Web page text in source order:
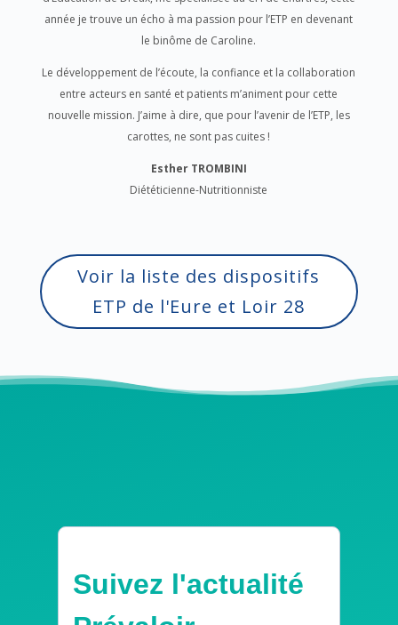
année je trouve un écho à ma passion pour l’ETP en devenant
le binôme de Caroline.
Le développement de l’écoute, la confiance et la collaboration
entre acteurs en santé et patients m’animent pour cette
nouvelle mission. J’aime à dire, que pour l’avenir de l’ETP, les
carottes, ne sont pas cuites !
Esther TROMBINI
Diététicienne-Nutritionniste
Voir la liste des dispositifs
ETP de l'Eure et Loir 28